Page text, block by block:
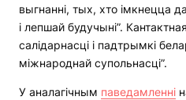
выгнанні, тых, хто імкнецца
і лепшай будучыні”.
салідарнасці і падтрымкі
міжнароднай супольнасці”.
У аналагічным паведамленні